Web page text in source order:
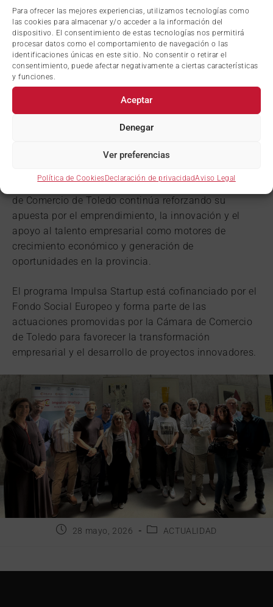
Para ofrecer las mejores experiencias, utilizamos tecnologías como
las cookies para almacenar y/o acceder a la información del
dispositivo. El consentimiento de estas tecnologías nos permitirá
procesar datos como el comportamiento de navegación o las
identificaciones únicas en este sitio. No consentir o retirar el
consentimiento, puede afectar negativamente a ciertas características
y funciones.
Aceptar
Denegar
Ver preferencias
Política de CookiesDeclaración de privacidadAviso Legal
Una vez finalizada esta primera etapa, los
emprendedores accederán a las fases de tutorización
y mentorización especializada, culminando el
programa con la presentación final de los proyectos
ante un jurado integrado por expertos en
emprendimiento, representantes de la Cámara,
profesionales del ecosistema inversor y
representantes de CaixaBank.
Impulso al emprendimiento y al talento empresarial
Con esta nueva edición de Impulsa Startup, la Cámara
de Comercio de Toledo continúa reforzando su
apuesta por el emprendimiento, la innovación y el
apoyo al talento empresarial como motores de
crecimiento económico y generación de
oportunidades en la provincia.
El programa Impulsa Startup está cofinanciado por el
Fondo Social Europeo y forma parte de las
actuaciones promovidas por la Cámara de Comercio
de Toledo para favorecer la transformación
empresarial y el desarrollo de proyectos innovadores.
28 mayo, 2026 ACTUALIDAD